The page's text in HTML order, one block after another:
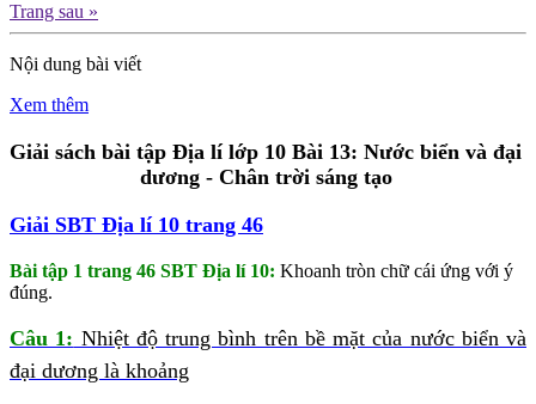
Trang sau »
Nội dung bài viết
Xem thêm
Giải sách bài tập Địa lí lớp 10 Bài 13: Nước biển và đại
dương - Chân trời sáng tạo
Giải SBT Địa lí 10 trang 46
Bài tập 1 trang 46 SBT Địa lí 10: Khoanh tròn chữ cái ứng với ý
đúng.
Câu 1: Nhiệt độ trung bình trên bề mặt của nước biển và
đại dương là khoảng